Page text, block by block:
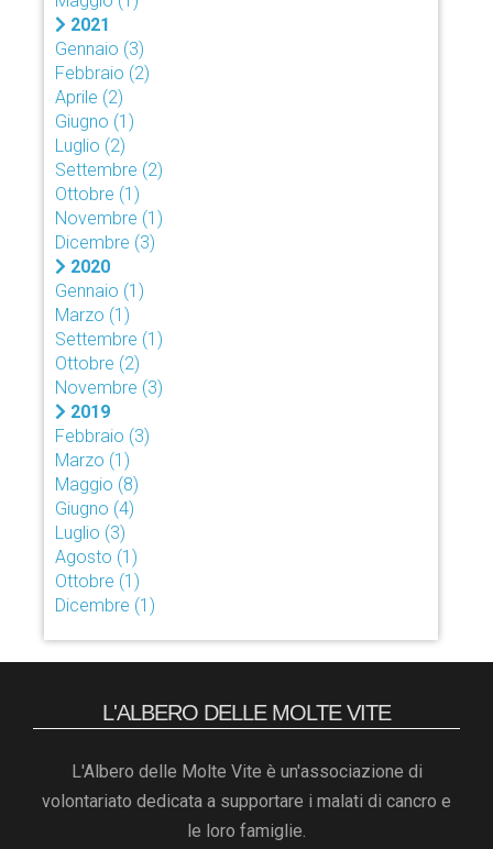
2021
Gennaio (3)
Febbraio (2)
Aprile (2)
Giugno (1)
Luglio (2)
Settembre (2)
Ottobre (1)
Novembre (1)
Dicembre (3)
2020
Gennaio (1)
Marzo (1)
Settembre (1)
Ottobre (2)
Novembre (3)
2019
Febbraio (3)
Marzo (1)
Maggio (8)
Giugno (4)
Luglio (3)
Agosto (1)
Ottobre (1)
Dicembre (1)
L'ALBERO DELLE MOLTE VITE
L'Albero delle Molte Vite è un'associazione di
volontariato dedicata a supportare i malati di cancro e
le loro famiglie.